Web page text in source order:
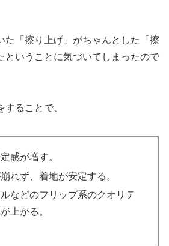
た「擦り上げ」がちゃんとした「擦
ということに気づいてしまったので
ることで、
感が増す。
れず、着地が安定する。
などのフリップ系のクオリテ
上がる。